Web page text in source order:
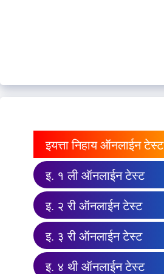
इयत्ता निहाय ऑनलाईन टेस्ट
इ. १ ली ऑनलाईन टेस्ट
इ. २ री ऑनलाईन टेस्ट
इ. ३ री ऑनलाईन टेस्ट
इ. ४ थी ऑनलाईन टेस्ट